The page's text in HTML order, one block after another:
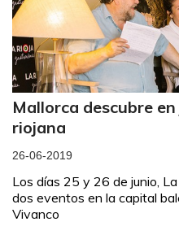
Mallorca descubre
riojana
26-06-2019
Los días 25 y 26 de junio,
dos eventos en la capital
Vivanco